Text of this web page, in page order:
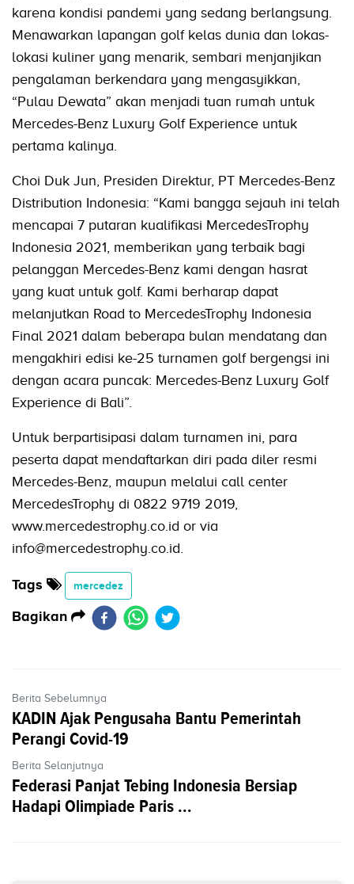
karena kondisi pandemi yang sedang berlangsung.
Menawarkan lapangan golf kelas dunia dan lokas-
lokasi kuliner yang menarik, sembari menjanjikan
pengalaman berkendara yang mengasyikkan,
“Pulau Dewata” akan menjadi tuan rumah untuk
Mercedes-Benz Luxury Golf Experience untuk
pertama kalinya.
Choi Duk Jun, Presiden Direktur, PT Mercedes-Benz
Distribution Indonesia: “Kami bangga sejauh ini telah
mencapai 7 putaran kualifikasi MercedesTrophy
Indonesia 2021, memberikan yang terbaik bagi
pelanggan Mercedes-Benz kami dengan hasrat
yang kuat untuk golf. Kami berharap dapat
melanjutkan Road to MercedesTrophy Indonesia
Final 2021 dalam beberapa bulan mendatang dan
mengakhiri edisi ke-25 turnamen golf bergengsi ini
dengan acara puncak: Mercedes-Benz Luxury Golf
Experience di Bali”.
Untuk berpartisipasi dalam turnamen ini, para
peserta dapat mendaftarkan diri pada diler resmi
Mercedes-Benz, maupun melalui call center
MercedesTrophy di 0822 9719 2019,
www.mercedestrophy.co.id or via
info@mercedestrophy.co.id.
Tags mercedez
Bagikan
Berita Sebelumnya
KADIN Ajak Pengusaha Bantu Pemerintah
Perangi Covid-19
Berita Selanjutnya
Federasi Panjat Tebing Indonesia Bersiap
Hadapi Olimpiade Paris ...